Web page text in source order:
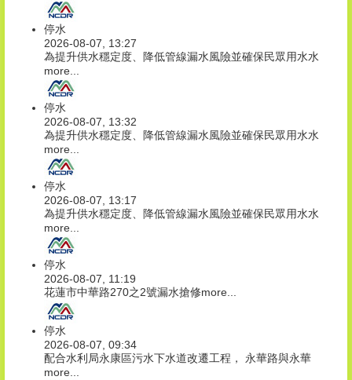
停水
2026-08-07, 13:27
為提升供水穩定度、降低管線漏水風險並確保民眾用水水
more...
停水
2026-08-07, 13:32
為提升供水穩定度、降低管線漏水風險並確保民眾用水水
more...
停水
2026-08-07, 13:17
為提升供水穩定度、降低管線漏水風險並確保民眾用水水
more...
停水
2026-08-07, 11:19
花蓮市中華路270之2號漏水搶修more...
停水
2026-08-07, 09:34
配合水利局永康區污水下水道改遷工程， 永華路與永華
more...